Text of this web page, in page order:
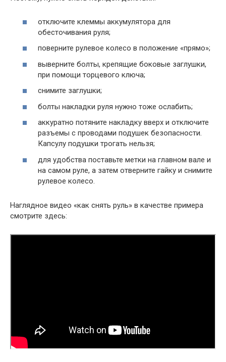
отключите клеммы аккумулятора для
обесточивания руля;
поверните рулевое колесо в положение «прямо»;
выверните болты, крепящие боковые заглушки,
при помощи торцевого ключа;
снимите заглушки;
болты накладки руля нужно тоже ослабить;
аккуратно потяните накладку вверх и отключите
разъемы с проводами подушек безопасности.
Капсулу подушки трогать нельзя;
для удобства поставьте метки на главном вале и
на самом руле, а затем отверните гайку и снимите
рулевое колесо.
Наглядное видео «как снять руль» в качестве примера
смотрите здесь: